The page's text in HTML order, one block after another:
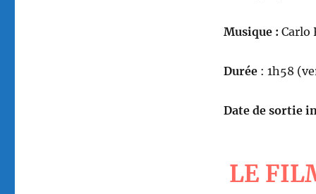
Musique : Carlo
Durée: 1h58
Date de sortie
LE